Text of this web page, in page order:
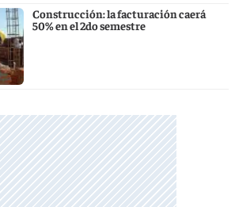
Construcción: la facturación caerá
50% en el 2do semestre